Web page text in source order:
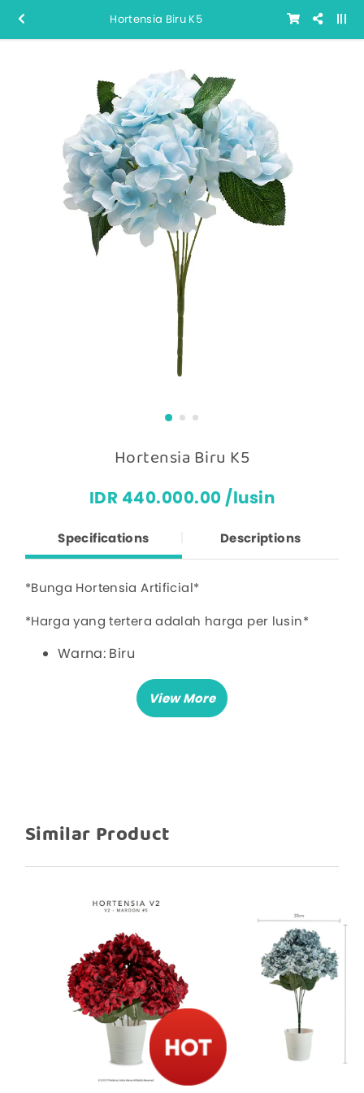
Hortensia Biru K5
Hortensia Biru K5
IDR 440.000.00 /lusin
Specifications Descriptions
*Bunga Hortensia Artificial*
*Harga yang tertera adalah harga per lusin*
Warna: Biru
Panjang Tangkai: 40 cm
Similar Product